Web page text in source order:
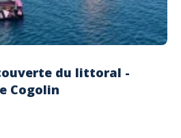
du littoral -
Cogolin